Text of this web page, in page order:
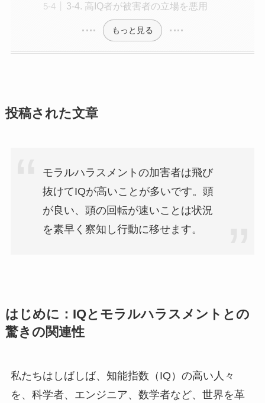
3-4. 高IQ者が被害者の立場を悪用
もっと見る
投稿された文章
モラルハラスメントの加害者は飛び
抜けてIQが高いことが多いです。頭
が良い、頭の回転が速いことは状況
を素早く察知し行動に移せます。
はじめに：IQとモラルハラスメントとの
驚きの関連性
私たちはしばしば、知能指数（IQ）の高い人々
を、科学者、エンジニア、数学者など、世界を革